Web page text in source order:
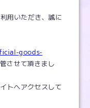
用いただき、誠に
goods-
させて頂きまし
トへアクセスして